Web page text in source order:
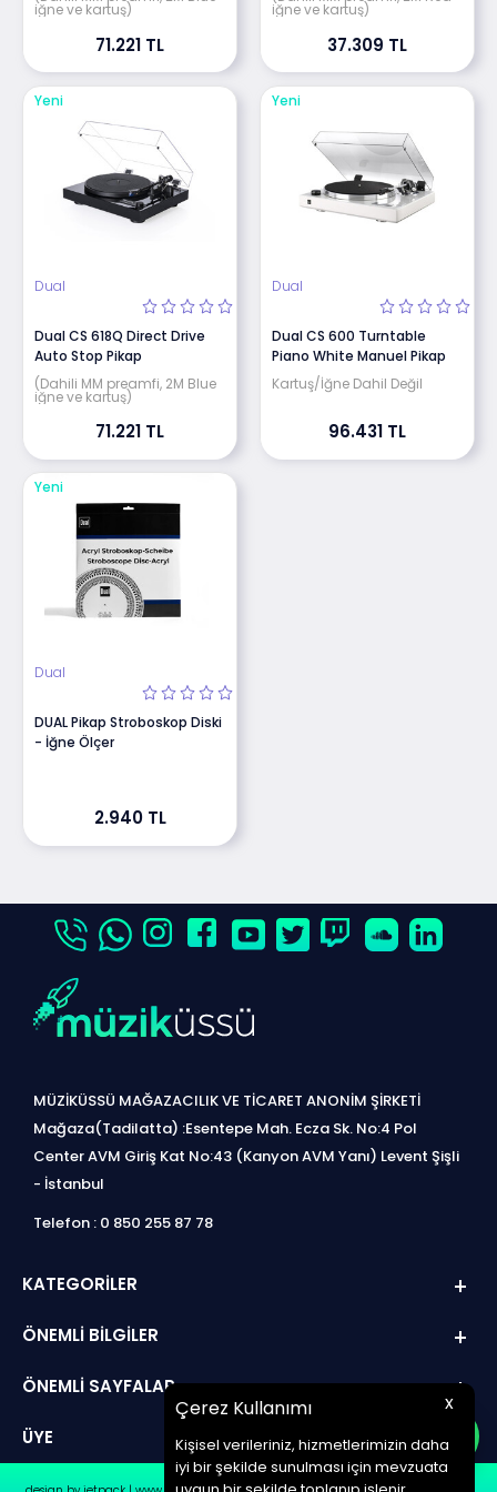
Çerez Kullanımı x
Kişisel verileriniz, hizmetlerimizin daha
iyi bir şekilde sunulması için mevzuata
iğne ve kartuş)
71.221 TL
iğne ve kartuş)
37.309 TL
Yeni
Dual
Dual CS 618Q Direct Drive
Auto Stop Pikap
(Dahili MM preamfi, 2M Blue
iğne ve kartuş)
71.221 TL
Yeni
Dual
Dual CS 600 Turntable
Piano White Manuel Pikap
Kartuş/İğne Dahil Değil
96.431 TL
Yeni
Dual
DUAL Pikap Stroboskop Diski
- İğne Ölçer
2.940 TL
MÜZİKÜSSÜ MAĞAZACILIK VE TİCARET ANONİM ŞİRKETİ
Mağaza(Tadilatta) :Esentepe Mah. Ecza Sk. No:4 Pol
Center AVM Giriş Kat No:43 (Kanyon AVM Yanı) Levent Şişli
- İstanbul
Telefon : 0 850 255 87 78
KATEGORILER
ÖNEMLI BILGILER
ÖNEMLI SAYFALAR
ÜYE